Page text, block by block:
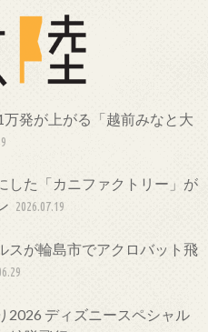
発が上がる「越前みなと大
した「カニファクトリー」が
2026.07.19
スが輪島市でアクロバット飛
2026 ディズニースペシャル